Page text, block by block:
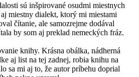
sú inšpirované osudmi miestnych
miestny dialekt, ktorý mi miestami
čítanie, ale samozrejme dodával
by som aj preklad nemeckých fráz.
knihy. Krásna obálka, nádherná
aj list na tej zadnej, robia knihu na
sa mi aj to, že autor príbehu doprial